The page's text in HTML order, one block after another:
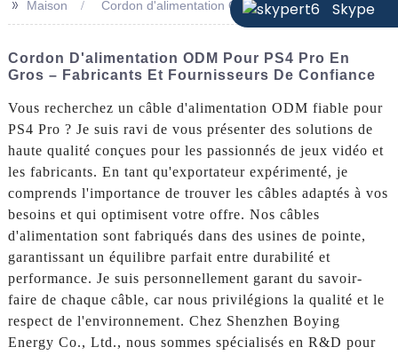
Skype
>> Maison Cordon d'alimentation ODM pour PS4 Pro
Cordon D'alimentation ODM Pour PS4 Pro En
Gros – Fabricants Et Fournisseurs De Confiance
Vous recherchez un câble d'alimentation ODM fiable pour
PS4 Pro ? Je suis ravi de vous présenter des solutions de
haute qualité conçues pour les passionnés de jeux vidéo et
les fabricants. En tant qu'exportateur expérimenté, je
comprends l'importance de trouver les câbles adaptés à vos
besoins et qui optimisent votre offre. Nos câbles
d'alimentation sont fabriqués dans des usines de pointe,
garantissant un équilibre parfait entre durabilité et
performance. Je suis personnellement garant du savoir-
faire de chaque câble, car nous privilégions la qualité et le
respect de l'environnement. Chez Shenzhen Boying
Energy Co., Ltd., nous sommes spécialisés en R&D pour